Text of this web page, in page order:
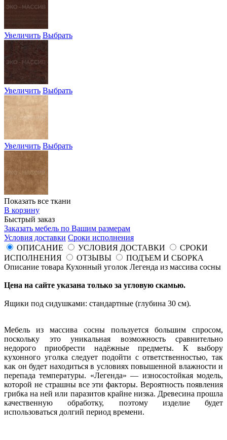
Увеличить Выбрать
Увеличить Выбрать
Увеличить Выбрать
Показать все ткани
В корзину
Быстрый заказ
Заказать мебель по Вашим размерам
Условия доставки Сроки исполнения
ОПИСАНИЕ
УСЛОВИЯ ДОСТАВКИ
СРОКИ
ИСПОЛНЕНИЯ
ОТЗЫВЫ
ПОДЪЕМ И СБОРКА
Описание товара Кухонный уголок Легенда из массива сосны
Цена на сайте указана только за угловую скамью.
Ящики под сидушками: стандартные (глубина 30 см).
Мебель из массива сосны пользуется большим спросом,
поскольку это уникальная возможность сравнительно
недорого приобрести надёжные предметы. К выбору
кухонного уголка следует подойти с ответственностью, так
как он будет находиться в условиях повышенной влажности и
перепада температуры. «Легенда» — износостойкая модель,
которой не страшны все эти факторы. Вероятность появления
грибка на ней или паразитов крайне низка. Древесина прошла
качественную обработку, поэтому изделие будет
использоваться долгий период времени.